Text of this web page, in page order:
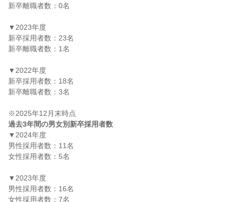
新卒離職者数：0名
▼2023年度
新卒採用者数：23名
新卒離職者数：1名
▼2022年度
新卒採用者数：18名
新卒離職者数：3名
過去3年間の男女別新卒採用者数
▼2024年度
男性採用者数：11名
女性採用者数：5名
▼2023年度
男性採用者数：16名
女性採用者数：7名